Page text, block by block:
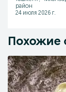
район
24 июля 2026 г.
Похожие